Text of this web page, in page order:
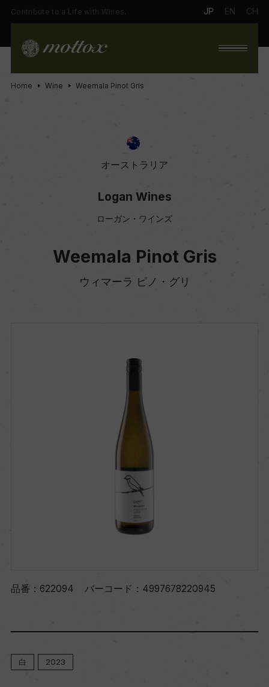
Contribute to a Life with Wines. JP EN CH
Home Wine Weemala Pinot Gris
オーストラリア
Logan Wines
ローガン・ワインズ
Weemala Pinot Gris
ウィマーラ ピノ・グリ
品番： 622094 バーコード： 4997678220945
白 2023